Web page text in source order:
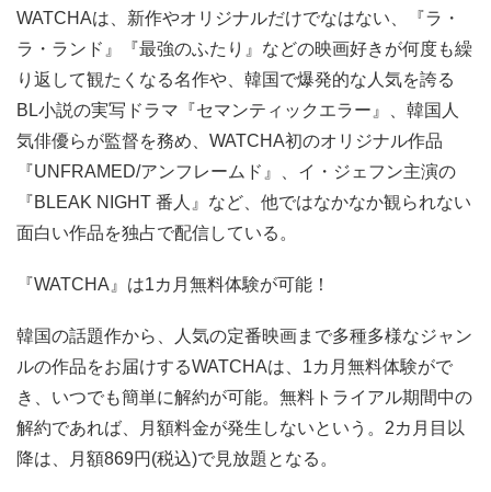
WATCHAは、新作やオリジナルだけでなはない、『ラ・
ラ・ランド』『最強のふたり』などの映画好きが何度も繰
り返して観たくなる名作や、韓国で爆発的な人気を誇る
BL小説の実写ドラマ『セマンティックエラー』、韓国人
気俳優らが監督を務め、WATCHA初のオリジナル作品
『UNFRAMED/アンフレームド』、イ・ジェフン主演の
『BLEAK NIGHT 番人』など、他ではなかなか観られない
面白い作品を独占で配信している。
『WATCHA』は1カ月無料体験が可能！
韓国の話題作から、人気の定番映画まで多種多様なジャン
ルの作品をお届けするWATCHAは、1カ月無料体験がで
き、いつでも簡単に解約が可能。無料トライアル期間中の
解約であれば、月額料金が発生しないという。2カ月目以
降は、月額869円(税込)で見放題となる。